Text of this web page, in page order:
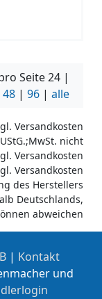
Seite24 |
48 | 96 | alle
Versandkosten
nicht
Versandkosten
Versandkosten
des Herstellers
Deutschlands,
abweichen
| Kontakt
und